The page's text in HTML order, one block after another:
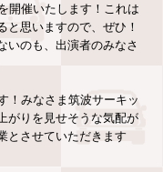
開催いたします！これは
と思いますので、ぜひ！
いのも、出演者のみなさ
！みなさま筑波サーキッ
がりを見せそうな気配が
とさせていただきます